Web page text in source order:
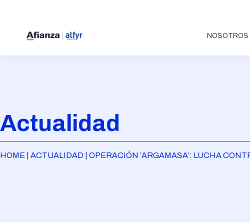
NOSOTROS
Actualidad
HOME | ACTUALIDAD | OPERACIÓN ‘ARGAMASA’: LUCHA